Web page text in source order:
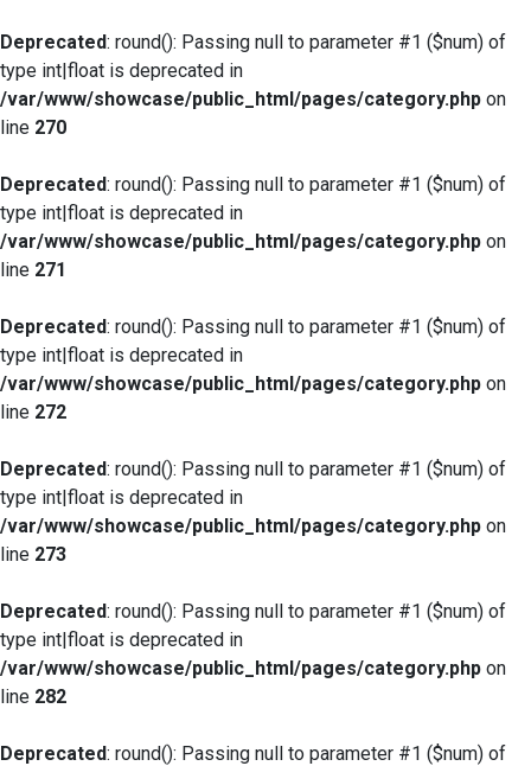
Deprecated: round(): Passing null to parameter #1 ($num) of
type int|float is deprecated in
/var/www/showcase/public_html/pages/category.php on
line 270
Deprecated: round(): Passing null to parameter #1 ($num) of
type int|float is deprecated in
/var/www/showcase/public_html/pages/category.php on
line 271
Deprecated: round(): Passing null to parameter #1 ($num) of
type int|float is deprecated in
/var/www/showcase/public_html/pages/category.php on
line 272
Deprecated: round(): Passing null to parameter #1 ($num) of
type int|float is deprecated in
/var/www/showcase/public_html/pages/category.php on
line 273
Deprecated: round(): Passing null to parameter #1 ($num) of
type int|float is deprecated in
/var/www/showcase/public_html/pages/category.php on
line 282
Deprecated: round(): Passing null to parameter #1 ($num) of